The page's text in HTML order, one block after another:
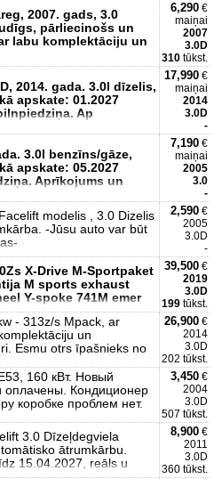
2007. gads, 3.0
pārliecinošs un
labu komplektāciju un
6,290 €
maiņai
2007
3.0D
310 tūkst.
2014. gada. 3.0l dīzelis,
apskate: 01.2027
Ap
17,990 €
maiņai
2014
3.0D
-
3.0l benzīns/gāze,
apskate: 05.2027
Aprīkojums un
7,190 €
maiņai
2005
3.0
-
modelis , 3.0 Dizelis
-Jūsu auto var būt
2,590 €
2005
3.0D
-
X-Drive M-Sportpaket
M sports exhaust
Y-spoke 741M emer
39,500 €
2019
3.0D
199 tūkst.
- 313z/s Mpack, ar
un
Esmu otrs īpašnieks no
26,900 €
2014
3.0D
202 tūkst.
160 кВт. Новый
оплачены. Кондиционер
коробке проблем нет.
3,450 €
2004
3.0D
507 tūkst.
3.0 Dīzeļdegviela
ātrumkārbu.
15.04.2027, reāls u
8,900 €
2011
3.0D
360 tūkst.